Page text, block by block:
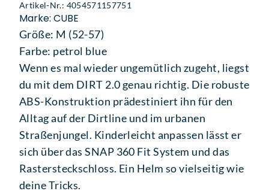
Artikel-Nr.: 4054571157751
Marke: CUBE
Größe: M (52-57)
Farbe: petrol blue
Wenn es mal wieder ungemütlich zugeht, liegst
du mit dem DIRT 2.0 genau richtig. Die robuste
ABS-Konstruktion prädestiniert ihn für den
Alltag auf der Dirtline und im urbanen
Straßenjungel. Kinderleicht anpassen lässt er
sich über das SNAP 360 Fit System und das
Rastersteckschloss. Ein Helm so vielseitig wie
deine Tricks.